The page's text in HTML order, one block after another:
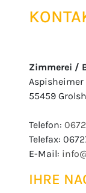
Zimmerei /
Aspisheimer
55459
Telefon:
Telefax:
E-Mail:
IHRE